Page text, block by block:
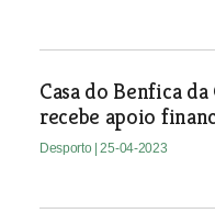
Casa do Benfica da
recebe apoio
Desporto | 25-04-2023